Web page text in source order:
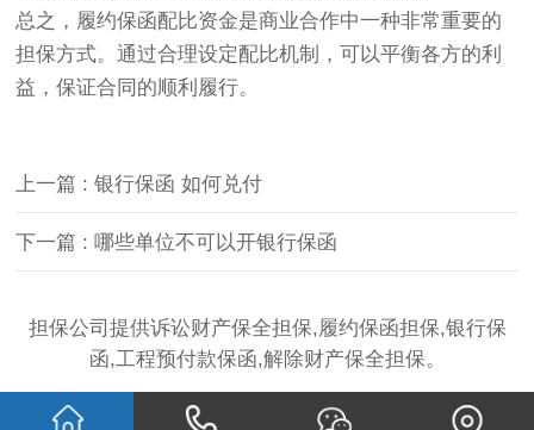
总之，履约保函配比资金是商业合作中一种非常重要的
担保方式。通过合理设定配比机制，可以平衡各方的利
益，保证合同的顺利履行。
上一篇 : 银行保函 如何兑付
下一篇 : 哪些单位不可以开银行保函
担保公司提供诉讼财产保全担保,履约保函担保,银行保
函,工程预付款保函,解除财产保全担保。